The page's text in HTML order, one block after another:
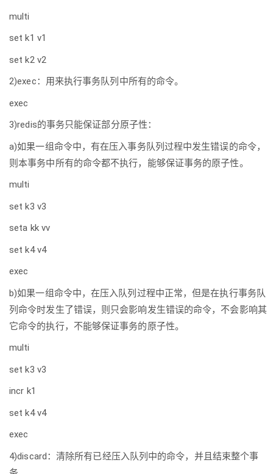
multi
set k1 v1
set k2 v2
2)exec：用来执行事务队列中所有的命令。
exec
3)redis的事务只能保证部分原子性：
a)如果一组命令中，有在压入事务队列过程中发生错误的命令，
则本事务中所有的命令都不执行，能够保证事务的原子性。
multi
set k3 v3
seta kk vv
set k4 v4
exec
b)如果一组命令中，在压入队列过程中正常，但是在执行事务队
列命令时发生了错误，则只会影响发生错误的命令，不会影响其
它命令的执行，不能够保证事务的原子性。
multi
set k3 v3
incr k1
set k4 v4
exec
4)discard：清除所有已经压入队列中的命令，并且结束整个事